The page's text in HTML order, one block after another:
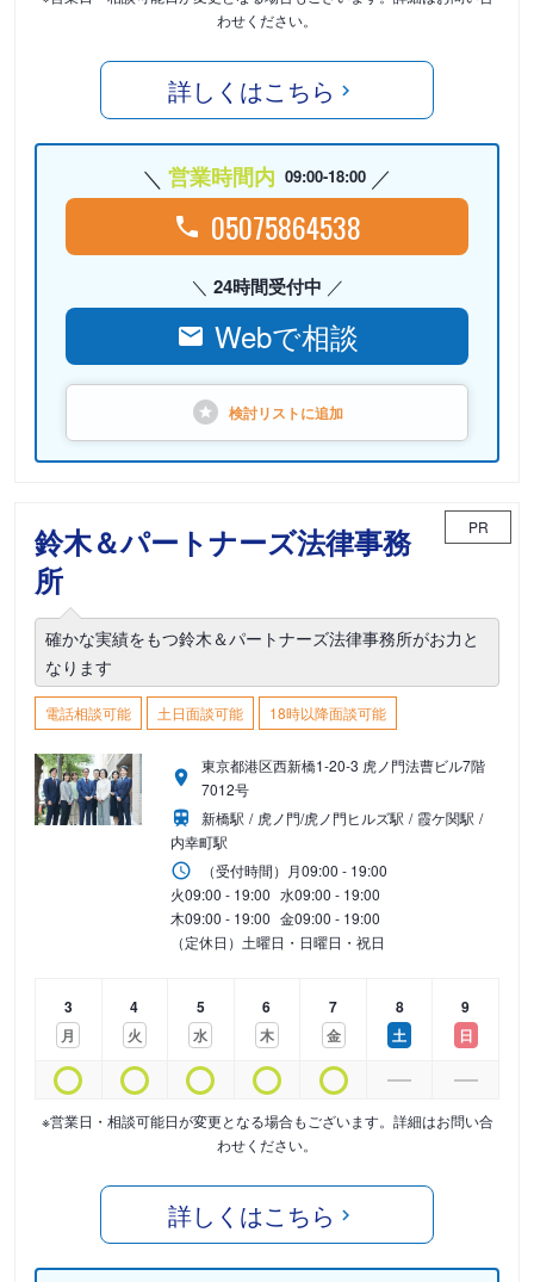
わせください。
詳しくはこちら
営業時間内 09:00-18:00
05075864538
24時間受付中
Webで相談
検討リストに追加
鈴木＆パートナーズ法律事務
所
PR
確かな実績をもつ鈴木＆パートナーズ法律事務所がお力と
なります
電話相談可能 土日面談可能 18時以降面談可能
東京都港区西新橋1-20-3 虎ノ門法曹ビル7階
7012号
新橋駅
虎ノ門/虎ノ門ヒルズ駅
霞ケ関駅
内幸町駅
（受付時間） 月09:00 - 19:00
火09:00 - 19:00 水09:00 - 19:00
木09:00 - 19:00 金09:00 - 19:00
（定休日）土曜日・日曜日・祝日
3
月
4
火
5
水
6
木
7
金
8
土
9
日
※営業日・相談可能日が変更となる場合もございます。詳細はお問い合
わせください。
詳しくはこちら